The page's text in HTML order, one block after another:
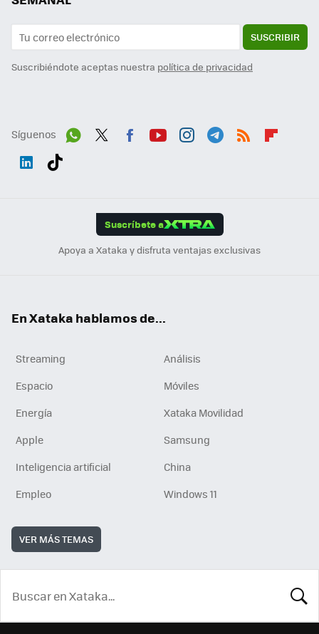
SUSCRIBIR
Suscribiéndote aceptas nuestra política de privacidad
Síguenos
Suscríbete a
Apoya a Xataka y disfruta ventajas exclusivas
En Xataka hablamos de...
Streaming
Análisis
Espacio
Móviles
Energía
Xataka Movilidad
Apple
Samsung
Inteligencia artificial
China
Empleo
Windows 11
VER MÁS TEMAS